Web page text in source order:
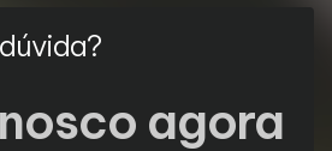
agora